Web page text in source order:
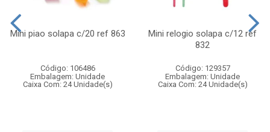
Mini piao solapa c/20 ref 863
Código: 106486
Embalagem: Unidade
Caixa Com: 24 Unidade(s)
Mini relogio solapa c/12 ref
832
Código: 129357
Embalagem: Unidade
Caixa Com: 24 Unidade(s)